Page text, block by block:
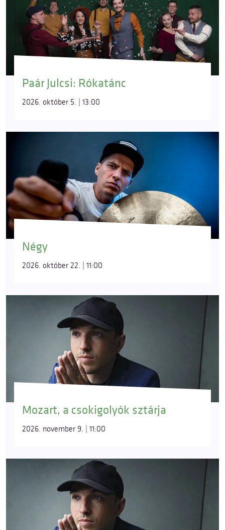
Paár Julcsi: Rókatánc
2026. október 5. | 13:00
Négy
2026. október 22. | 11:00
Mozart, a csokigolyók sztárja
2026. november 9. | 11:00